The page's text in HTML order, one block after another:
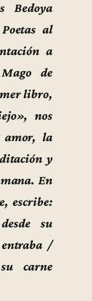
Bedoya
al
a
de
libro,
nos
amor, la
y
En
escribe:
su
/
carne